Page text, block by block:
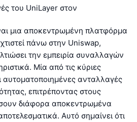
του UniLayer στον
μια αποκεντρωμένη πλατφόρμα
πάνω στην Uniswap,
την εμπειρία συναλλαγών
Μία από τις κύριες
αυτοματοποιημένες ανταλλαγές
επιτρέποντας στους
διάφορα αποκεντρωμένα
Αυτό σημαίνει ότι